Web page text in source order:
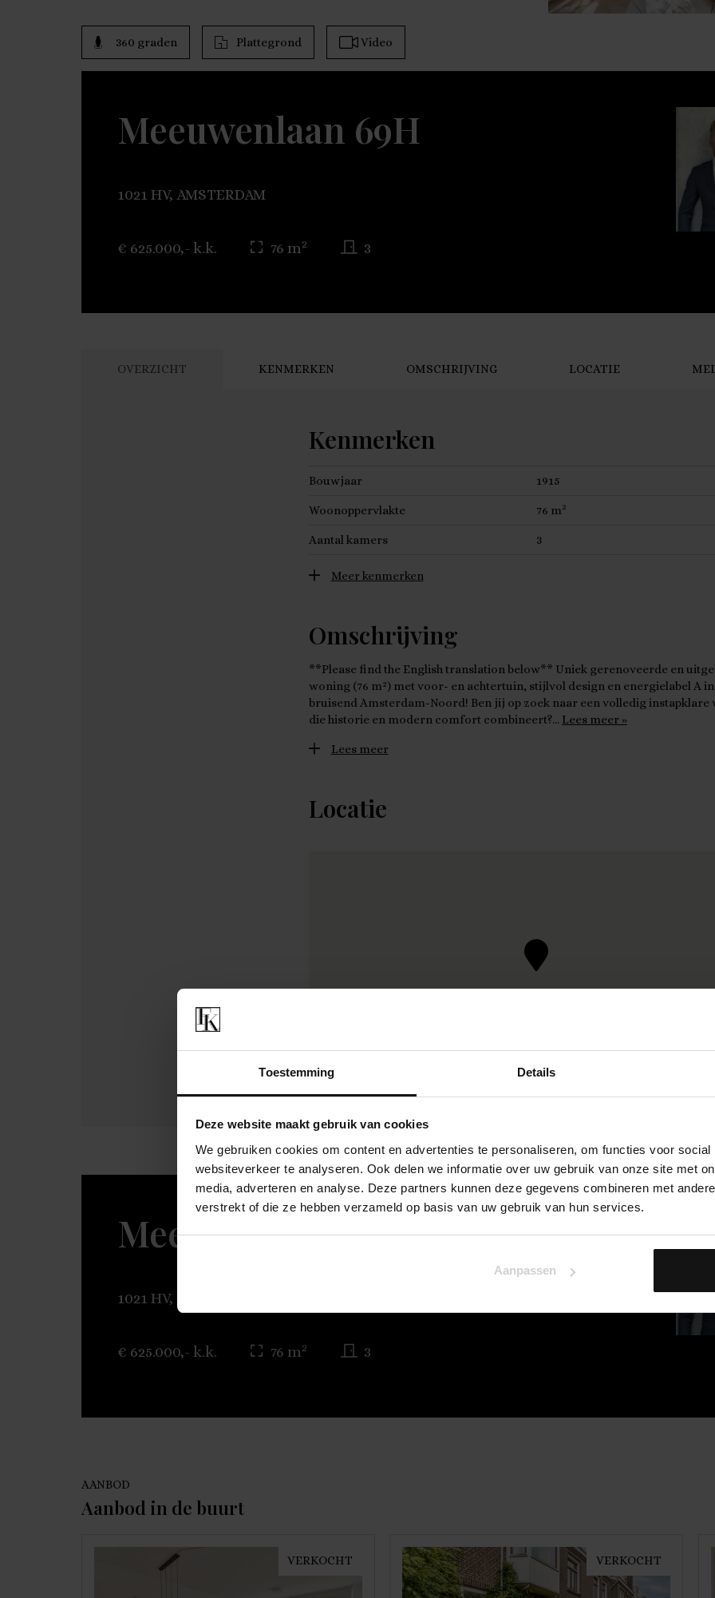
Toestemming Details
Deze website maakt gebruik van cookies
We gebruiken cookies om content en advertenties te personaliseren, om functies voor
websiteverkeer te analyseren. Ook delen we informatie over uw gebruik van onze site met
media, adverteren en analyse. Deze partners kunnen deze gegevens combineren met
verstrekt of die ze hebben verzameld op basis van uw gebruik van hun services.
Aanpassen
360 graden Plattegrond Video
Meeuwenlaan 69H
1021 HV, AMSTERDAM
€ 625.000,- k.k. 76 m2 3
OVERZICHT KENMERKEN OMSCHRIJVING LOCATIE
Kenmerken
Bouwjaar 1915
Woonoppervlakte 76 m2
Aantal kamers 3
Meer kenmerken
Omschrijving
**Please find the English translation below** Uniek gerenoveerde en
woning (76 m²) met voor- en achtertuin, stijlvol design en energielabel A in
bruisend Amsterdam-Noord! Ben jij op zoek naar een volledig instapklare
die historie en modern comfort combineert?… Lees meer »
Lees meer
Locatie
Meeuwenlaan 69H
1021 HV, AMSTERDAM
€ 625.000,- k.k. 76 m2 3
AANBOD
Aanbod in de buurt
VERKOCHT VERKOCHT